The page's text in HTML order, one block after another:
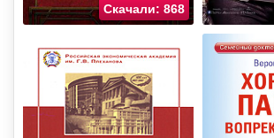
Скачали: 868